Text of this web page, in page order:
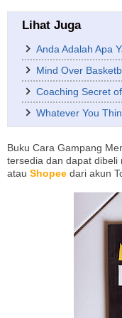
Lihat Juga
Anda Adalah Apa
Mind Over
Coaching Secret
Whatever You
Buku Cara Gampang
tersedia dan dapat dibeli
atau Shopee dari akun